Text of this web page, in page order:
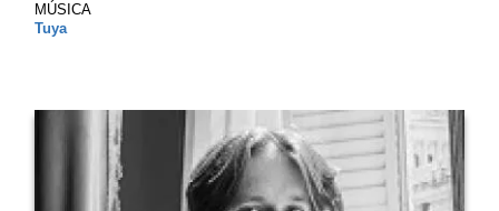
MÚSICA
Tuya